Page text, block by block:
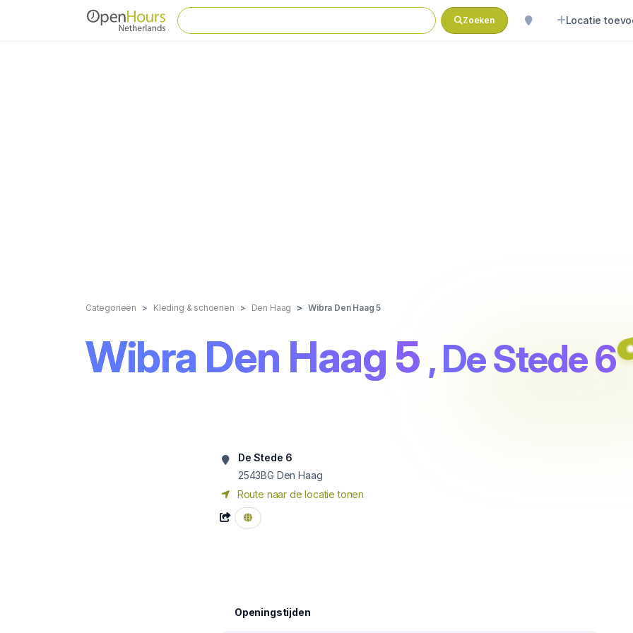
Zoeken Locatie
Categorieën Kleding & schoenen Den Haag Wibra Den Haag 5
Wibra Den Haag 5 , De Stede 6
De Stede 6
2543BG Den Haag
Route naar de locatie tonen
Openingstijden